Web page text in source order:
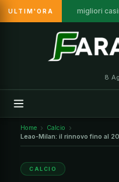
ULTIM'ORA migliori
8
Home
Calcio
Leao-Milan: il rinnovo fino al
CALCIO